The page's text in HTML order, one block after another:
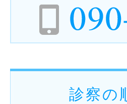
診察の